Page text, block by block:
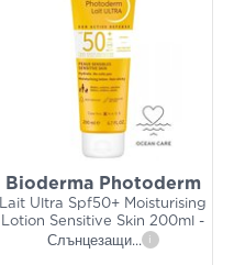
Bioderma Photoderm
Lait Ultra Spf50+ Moisturising
Lotion Sensitive Skin 200ml -
Слънцезащи... i